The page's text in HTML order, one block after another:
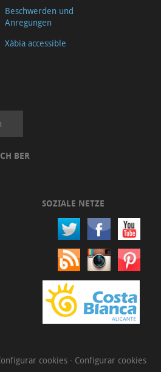
Beschwerden und
Anregungen
Xàbia accessible
BER
SOZIALE NETZE
cookies · Configurar cookies